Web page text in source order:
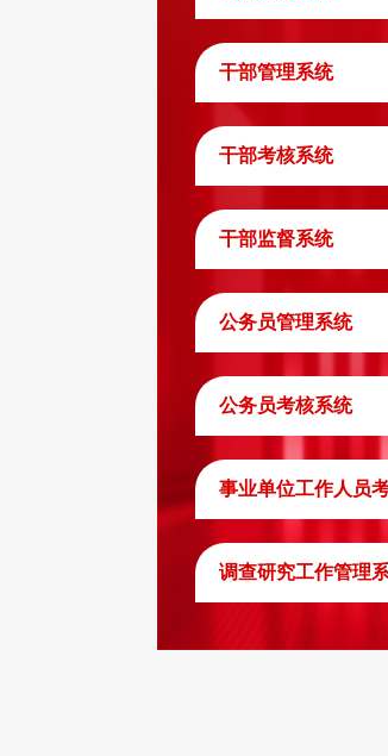
干部管理系统
干部考核系统
干部监督系统
公务员管理系统
公务员考核系统
事业单位工作人员
调查研究工作管理